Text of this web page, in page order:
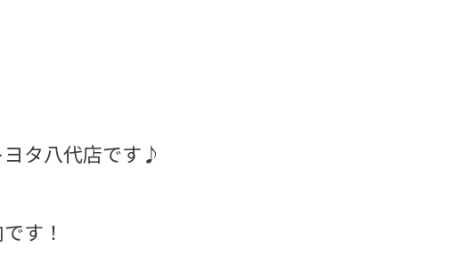
タ八代店です♪
す！